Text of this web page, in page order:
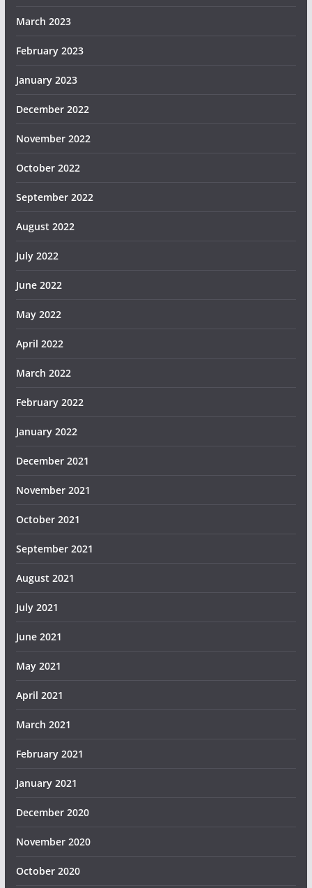
March 2023
February 2023
January 2023
December 2022
November 2022
October 2022
September 2022
August 2022
July 2022
June 2022
May 2022
April 2022
March 2022
February 2022
January 2022
December 2021
November 2021
October 2021
September 2021
August 2021
July 2021
June 2021
May 2021
April 2021
March 2021
February 2021
January 2021
December 2020
November 2020
October 2020